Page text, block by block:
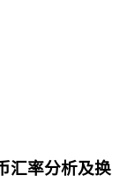
汇率分析及换